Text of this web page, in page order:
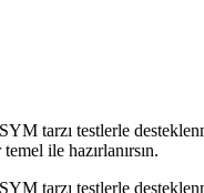
tarzı testlerle
ile hazırlanırsın.
tarzı testlerle